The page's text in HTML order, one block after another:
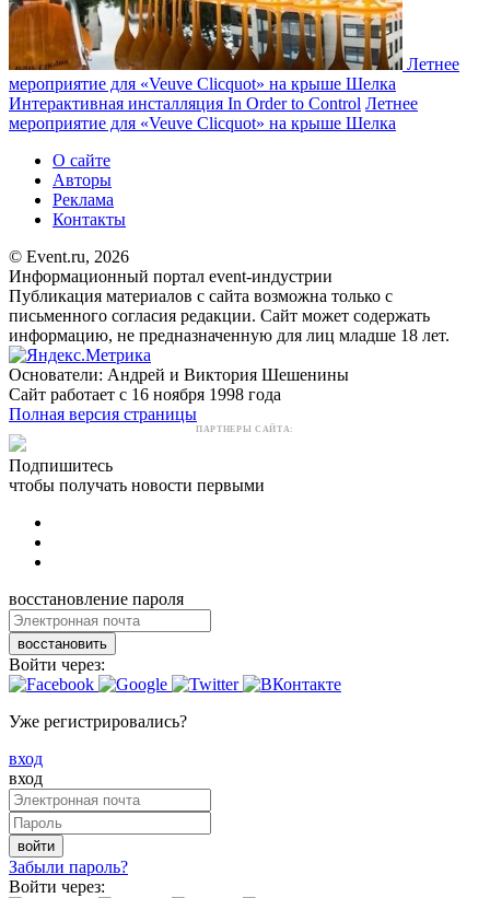
Летнее
мероприятие для «Veuve Clicquot» на крыше Шелка
Интерактивная инсталляция In Order to Control Летнее
мероприятие для «Veuve Clicquot» на крыше Шелка
О сайте
Авторы
Реклама
Контакты
© Event.ru, 2026
Информационный портал event-индустрии
Публикация материалов с сайта возможна только с
письменного согласия редакции. Сайт может содержать
информацию, не предназначенную для лиц младше 18 лет.
Основатели: Андрей и Виктория Шешенины
Сайт работает с 16 ноября 1998 года
Полная версия страницы
ПАРТНЕРЫ САЙТА:
Подпишитесь
чтобы получать новости первыми
восстановление пароля
восстановить
Войти через:
Уже регистрировались?
вход
вход
войти
Забыли пароль?
Войти через: